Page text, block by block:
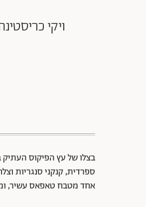
ויקי
בצלו של עץ הפיקוס
ספרדית, קנקני סנגריות
אחד מטבח טאפאס עשיר,